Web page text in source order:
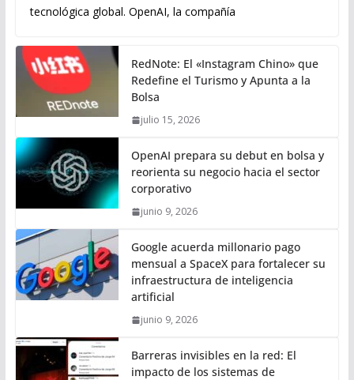
tecnológica global. OpenAI, la compañía
RedNote: El «Instagram Chino» que
Redefine el Turismo y Apunta a la
Bolsa
julio 15, 2026
OpenAI prepara su debut en bolsa y
reorienta su negocio hacia el sector
corporativo
junio 9, 2026
Google acuerda millonario pago
mensual a SpaceX para fortalecer su
infraestructura de inteligencia
artificial
junio 9, 2026
Barreras invisibles en la red: El
impacto de los sistemas de